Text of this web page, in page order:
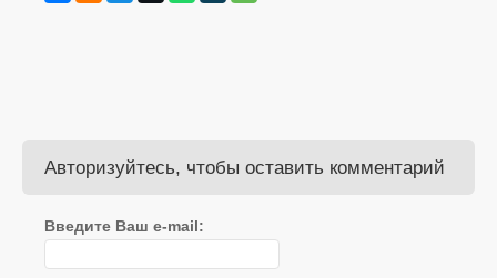
Авторизуйтесь, чтобы оставить комментарий
Введите Ваш e-mail: